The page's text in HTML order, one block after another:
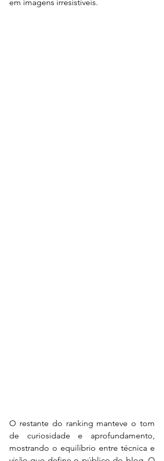
em imagens irresistíveis.
O restante do ranking manteve o tom
de curiosidade e aprofundamento,
mostrando o equilíbrio entre técnica e